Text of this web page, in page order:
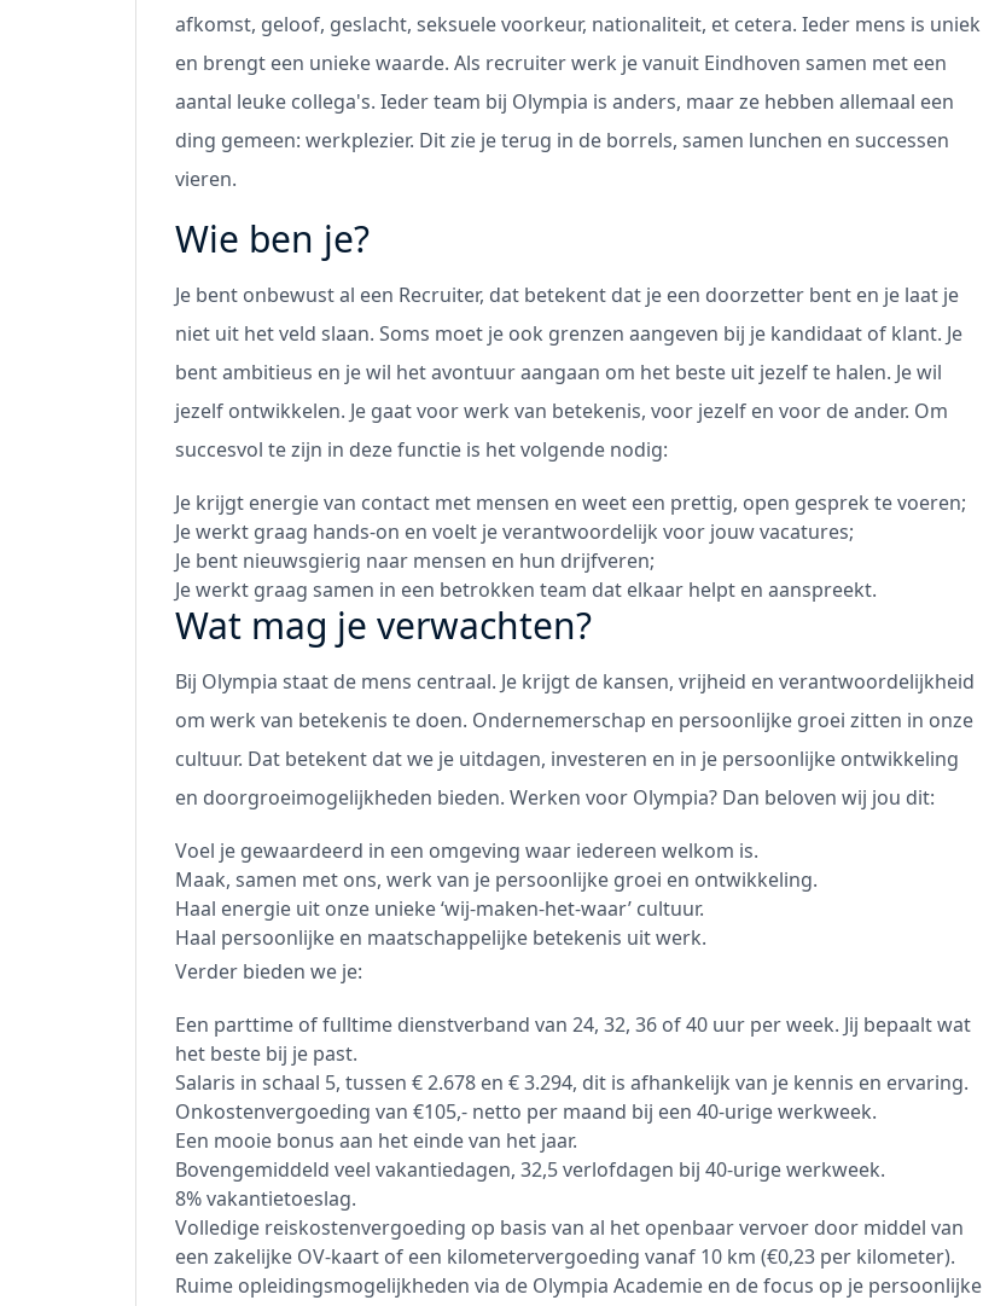
afkomst, geloof, geslacht, seksuele voorkeur, nationaliteit, et cetera. Ieder mens is uniek
en brengt een unieke waarde. Als recruiter werk je vanuit Eindhoven samen met een
aantal leuke collega's. Ieder team bij Olympia is anders, maar ze hebben allemaal een
ding gemeen: werkplezier. Dit zie je terug in de borrels, samen lunchen en successen
vieren.
Wie ben je?
Je bent onbewust al een Recruiter, dat betekent dat je een doorzetter bent en je laat je
niet uit het veld slaan. Soms moet je ook grenzen aangeven bij je kandidaat of klant. Je
bent ambitieus en je wil het avontuur aangaan om het beste uit jezelf te halen. Je wil
jezelf ontwikkelen. Je gaat voor werk van betekenis, voor jezelf en voor de ander. Om
succesvol te zijn in deze functie is het volgende nodig:
Je krijgt energie van contact met mensen en weet een prettig, open gesprek te voeren;
Je werkt graag hands-on en voelt je verantwoordelijk voor jouw vacatures;
Je bent nieuwsgierig naar mensen en hun drijfveren;
Je werkt graag samen in een betrokken team dat elkaar helpt en aanspreekt.
Wat mag je verwachten?
Bij Olympia staat de mens centraal. Je krijgt de kansen, vrijheid en verantwoordelijkheid
om werk van betekenis te doen. Ondernemerschap en persoonlijke groei zitten in onze
cultuur. Dat betekent dat we je uitdagen, investeren en in je persoonlijke ontwikkeling
en doorgroeimogelijkheden bieden. Werken voor Olympia? Dan beloven wij jou dit:
Voel je gewaardeerd in een omgeving waar iedereen welkom is.
Maak, samen met ons, werk van je persoonlijke groei en ontwikkeling.
Haal energie uit onze unieke ‘wij-maken-het-waar’ cultuur.
Haal persoonlijke en maatschappelijke betekenis uit werk.
Verder bieden we je:
Een parttime of fulltime dienstverband van 24, 32, 36 of 40 uur per week. Jij bepaalt wat
het beste bij je past.
Salaris in schaal 5, tussen € 2.678 en € 3.294, dit is afhankelijk van je kennis en ervaring.
Onkostenvergoeding van €105,- netto per maand bij een 40-urige werkweek.
Een mooie bonus aan het einde van het jaar.
Bovengemiddeld veel vakantiedagen, 32,5 verlofdagen bij 40-urige werkweek.
8% vakantietoeslag.
Volledige reiskostenvergoeding op basis van al het openbaar vervoer door middel van
een zakelijke OV-kaart of een kilometervergoeding vanaf 10 km (€0,23 per kilometer).
Ruime opleidingsmogelijkheden via de Olympia Academie en de focus op je persoonlijke